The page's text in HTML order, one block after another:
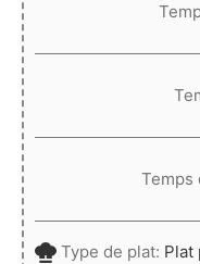
Temps
Type de plat: Plat